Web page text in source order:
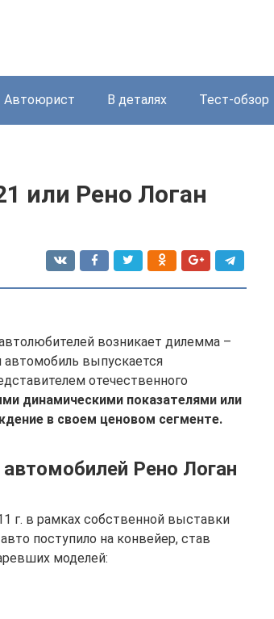
Автоюрист В деталях Тест-обзор
или Рено Логан
возникает дилемма –
выпускается
отечественного
динамическими показателями или
в своем ценовом сегменте.
автомобилей Рено Логан
г. в рамках собственной выставки
поступило на конвейер, став
моделей: